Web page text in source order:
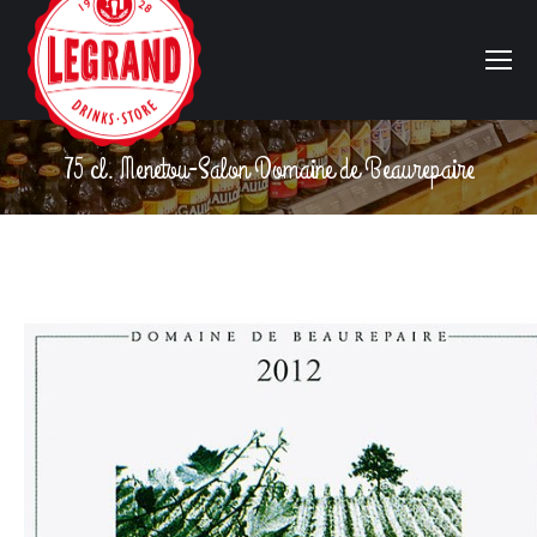
75 cl. Menetou-Salon Domaine de Beaurepaire
Vous êtes ici :